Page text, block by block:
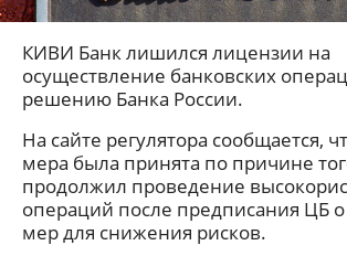
КИВИ Банк лишился лицензии на
осуществление банковских
решению Банка России.
На сайте регулятора сообщается,
мера была принята по причине
продолжил проведение
операций после предписания ЦБ
мер для снижения рисков.